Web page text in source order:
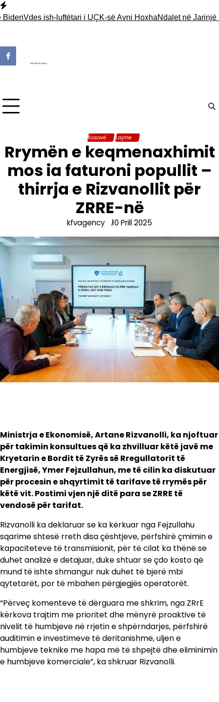
Skip
toVdes ish-luftëtari i UÇK-së Avni HoxhaNdalet në Jarinjë një
Kosovë Lajme
Rrymën e keqmenaxhimit
mos ia faturoni popullit –
thirrja e Rizvanollit për
ZRRE-në
kfvagency 10 Prill 2025
Ministrja e Ekonomisë, Artane Rizvanolli, ka njoftuar
për takimin konsultues që ka zhvilluar këtë javë me
Kryetarin e Bordit të Zyrës së Rregullatorit të
Energjisë, Ymer Fejzullahun, me të cilin ka diskutuar
për procesin e shqyrtimit të tarifave të rrymës për
këtë vit. Postimi vjen një ditë para se ZRRE të
vendosë për tarifat.
Rizvanolli ka deklaruar se ka kërkuar nga Fejzullahu
sqarime shtesë rreth disa çështjeve, përfshirë çmimin e
kapaciteteve të transmisionit, për të cilat ka thënë se
duhet analizë e detajuar, duke shtuar se çdo kosto që
mund të ishte shmangur nuk duhet të bjerë mbi
qytetarët, por të mbahen përgjegjës operatorët.
“Përveç komenteve të dërguara me shkrim, nga ZRrE
kërkova trajtim me prioritet dhe mënyrë proaktive të
nivelit të humbjeve në rrjetin e shpërndarjes, përfshirë
auditimin e investimeve të deritanishme, uljen e
humbjeve teknike me hapa më të shpejtë dhe eliminimin
e humbjeve komerciale”, ka shkruar Rizvanolli.